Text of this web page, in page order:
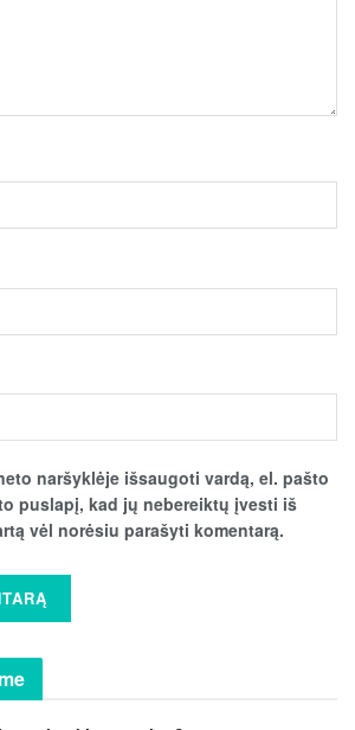
naršyklėje išsaugoti vardą, el. pašto
puslapį, kad jų nebereiktų įvesti iš
vėl norėsiu parašyti komentarą.